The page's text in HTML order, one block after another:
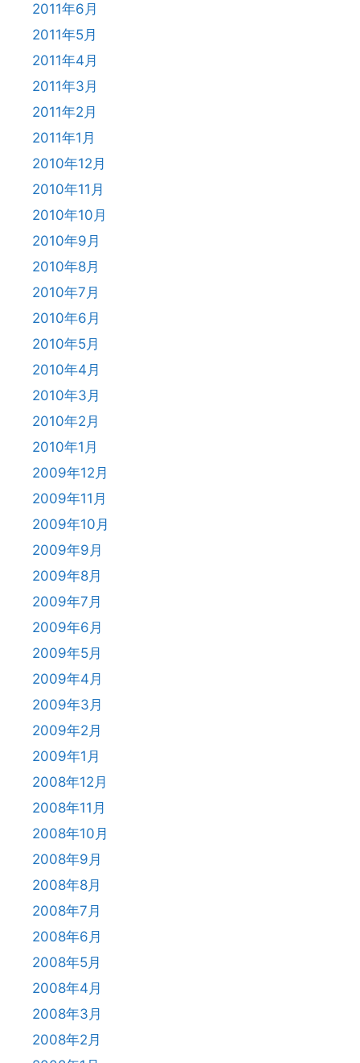
2011年6月
2011年5月
2011年4月
2011年3月
2011年2月
2011年1月
2010年12月
2010年11月
2010年10月
2010年9月
2010年8月
2010年7月
2010年6月
2010年5月
2010年4月
2010年3月
2010年2月
2010年1月
2009年12月
2009年11月
2009年10月
2009年9月
2009年8月
2009年7月
2009年6月
2009年5月
2009年4月
2009年3月
2009年2月
2009年1月
2008年12月
2008年11月
2008年10月
2008年9月
2008年8月
2008年7月
2008年6月
2008年5月
2008年4月
2008年3月
2008年2月